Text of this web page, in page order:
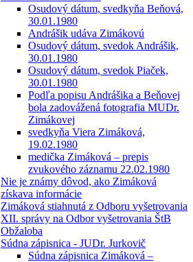
Osudový dátum, svedkyňa Beňová,
30.01.1980
Andrášik udáva Zimákovú
Osudový dátum, svedok Andrášik,
30.01.1980
Osudový dátum, svedok Piaček,
30.01.1980
Podľa popisu Andrášika a Beňovej
bola zadovážená fotografia MUDr.
Zimákovej
svedkyňa Viera Zimáková,
19.02.1980
medička Zimáková – prepis
zvukového záznamu 22.02.1980
Nie je známy dôvod, ako Zimáková
získava informácie
Zimáková stiahnutá z Odboru vyšetrovania
XII. správy na Odbor vyšetrovania ŠtB
Obžaloba
Súdna zápisnica - JUDr. Jurkovič
Súdna zápisnica Zimáková –